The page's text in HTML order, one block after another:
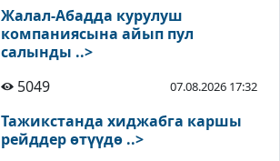
Жалал-Абадда курулуш
компаниясына айып пул
салынды ..>
5049
07.08.2026 17:32
Тажикстанда хиджабга каршы
рейддер өтүүдө ..>